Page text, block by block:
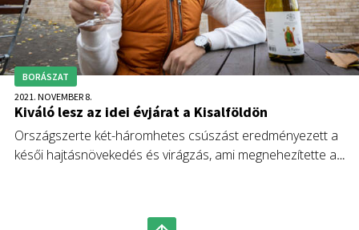
BORÁSZAT
2021. NOVEMBER 8.
Kiváló lesz az idei évjárat a Kisalföldön
Országszerte két-háromhetes csúszást eredményezett a
késői hajtásnövekedés és virágzás, ami megnehezítette a